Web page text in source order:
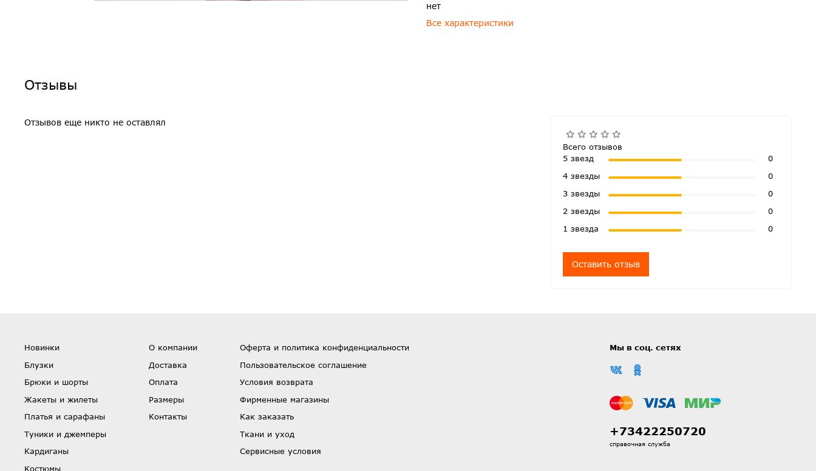
нет
Все характеристики
Отзывы
Отзывов еще никто не оставлял
Всего отзывов
5 звезд
0
4 звезды
0
3 звезды
0
2 звезды
0
1 звезда
0
Оставить отзыв
Новинки
Блузки
Брюки и шорты
Жакеты и жилеты
Платья и сарафаны
Туники и джемперы
Кардиганы
Костюмы
О компании
Доставка
Оплата
Размеры
Контакты
Оферта и политика конфиденциальности
Пользовательское соглашение
Условия возврата
Фирменные магазины
Как заказать
Ткани и уход
Сервисные условия
Мы в соц. сетях
+73422250720
справочная служба